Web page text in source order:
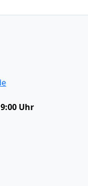
Uhr